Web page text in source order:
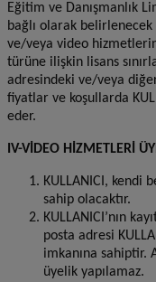
Eğitim ve Danışmanlık
bağlı olarak
ve/veya video
türüne ilişkin lisans
adresindeki ve/veya
fiyatlar ve koşullarda
eder.
IV-VİDEO HİZMETLERİ
KULLANICI, kendi
sahip olacaktır.
KULLANICI’nın
posta adresi
imkanına sahiptir.
üyelik yapılamaz.